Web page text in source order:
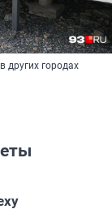
других городах